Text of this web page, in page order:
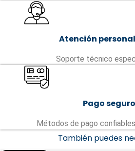
Atención
Soporte técnico
Pago seguro
Métodos de pago
También puedes